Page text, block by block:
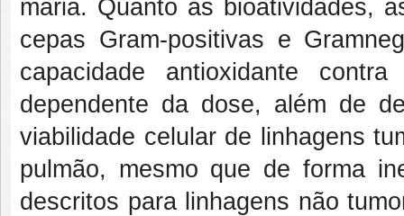
maria. Quanto às bioatividades,
cepas Gram-positivas e
capacidade antioxidante
dependente da dose, além de
viabilidade celular de linhagens
pulmão, mesmo que de forma
descritos para linhagens não